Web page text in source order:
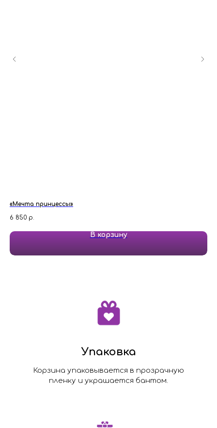
«Мечта принцессы»
6 850 р.
В корзину
Упаковка
Корзина упаковывается в прозрачную
пленку и украшается бантом.